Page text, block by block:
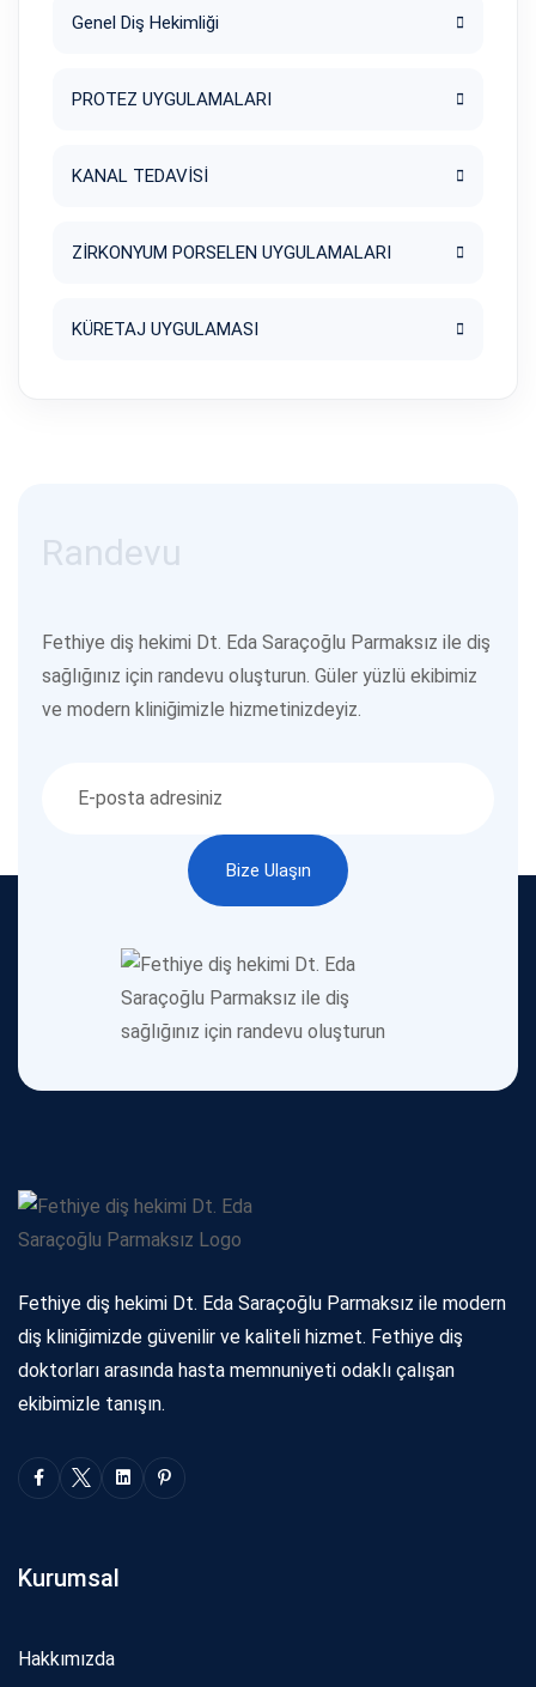
Genel Diş Hekimliği
PROTEZ UYGULAMALARI
KANAL TEDAVİSİ
ZİRKONYUM PORSELEN UYGULAMALARI
KÜRETAJ UYGULAMASI
Randevu
Fethiye diş hekimi Dt. Eda Saraçoğlu Parmaksız ile diş
sağlığınız için randevu oluşturun. Güler yüzlü ekibimiz
ve modern kliniğimizle hizmetinizdeyiz.
Bize Ulaşın
Fethiye diş hekimi Dt. Eda Saraçoğlu Parmaksız ile modern
diş kliniğimizde güvenilir ve kaliteli hizmet. Fethiye diş
doktorları arasında hasta memnuniyeti odaklı çalışan
ekibimizle tanışın.
Kurumsal
Hakkımızda